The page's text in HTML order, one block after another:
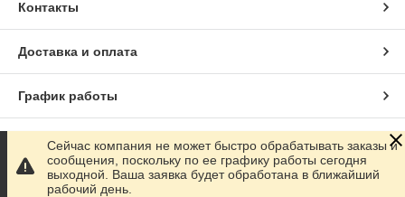
Контакты
Доставка и оплата
График работы
Полная версия сайта
Сайт создан на маркетплейсе Satu.kz
Сейчас компания не может быстро обрабатывать заказы и
сообщения, поскольку по ее графику работы сегодня
выходной. Ваша заявка будет обработана в ближайший
рабочий день.